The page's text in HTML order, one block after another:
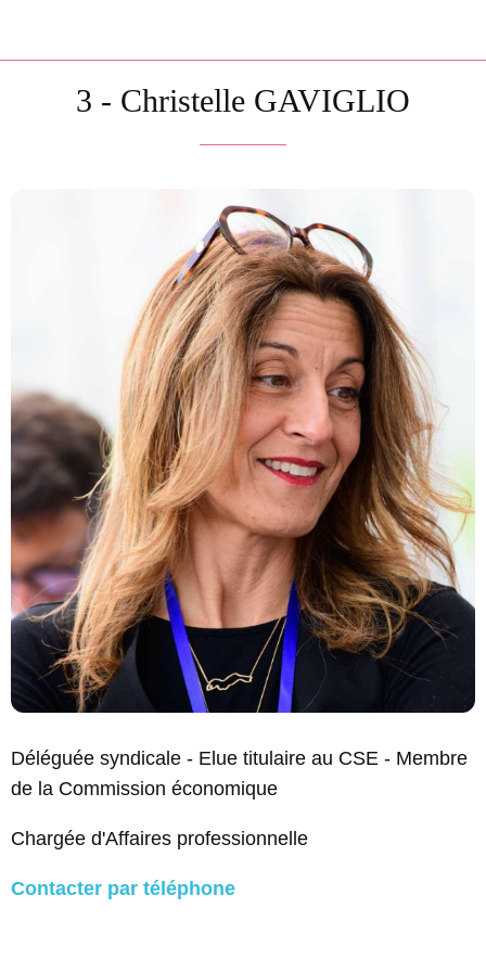
3 - Christelle GAVIGLIO
Déléguée syndicale - Elue titulaire au CSE - Membre
de la Commission économique
Chargée d'Affaires professionnelle
Contacter par téléphone